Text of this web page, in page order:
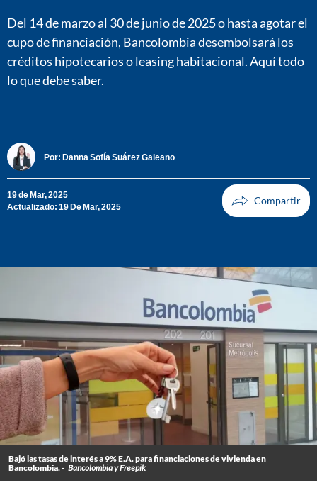
Del 14 de marzo al 30 de junio de 2025 o hasta agotar el
cupo de financiación, Bancolombia desembolsará los
créditos hipotecarios o leasing habitacional. Aquí todo
lo que debe saber.
Por: Danna Sofía Suárez Galeano
19 de Mar, 2025
Actualizado: 19 De Mar, 2025
Bajó las tasas de interés a 9% E.A. para financiaciones de vivienda en
Bancolombia. - Bancolombia y Freepik